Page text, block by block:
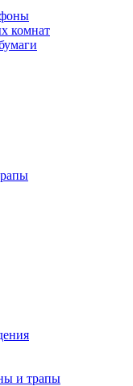
комнат
и трапы